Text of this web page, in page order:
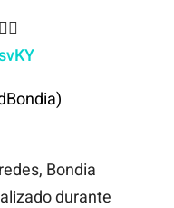
Bondia
durante